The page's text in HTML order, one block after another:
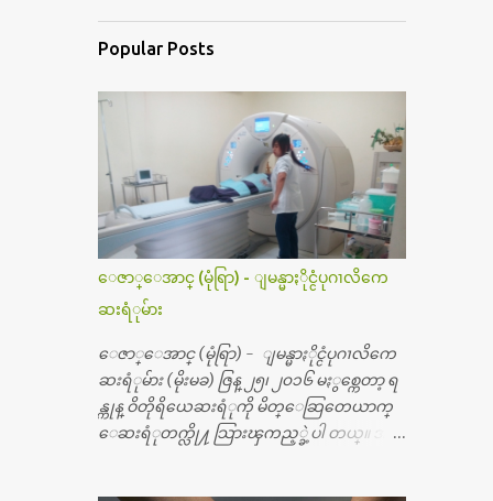
Popular Posts
ေဇာ္ေအာင္ (မုံရြာ) - ျမန္မာႏိုင္ငံပုဂၢလိကေ
ဆးရံုမ်ား
ေဇာ္ေအာင္ (မုံရြာ) - ျမန္မာႏိုင္ငံပုဂၢလိကေ
ဆးရံုမ်ား (မိုးမခ) ဇြန္ ၂၅၊ ၂၀၁၆ မႏွစ္ကေတာ့ ရ
န္ကုန္ ဝိတိုရိယေဆးရံုကို မိတ္ေဆြတေယာက္
ေဆးရံုတက္လို႔ သြားၾကည့္ခဲ့ပါ တယ္။ အရ